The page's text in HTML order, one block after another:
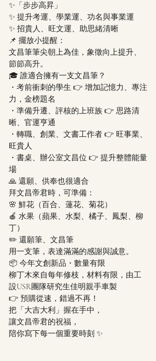
✨「步步高昇」
✨ 提升考運、學業運、功名與事業運
✨ 招貴人、旺文運、助思緒清晰
📌 擺放小提醒：
文昌筆筆尖朝上為佳，象徵向上提升、
節節高升。
🎓 誰適合擁有一支文昌筆？
・考前衝刺的學生 👉 增加記憶力、專注
力，金榜題名
・準備升遷、評核的上班族 👉 思路清
晰、官運亨通
・轉職、創業、文書工作者 👉 旺事業、
旺貴人
・書桌、辦公室文昌位 👉 提升整體能量
場
🙏 還願、供奉也很適合
拜文昌帝君時，可準備：
🌸 鮮花（百合、蓮花、菊花）
🍎 水果（蘋果、水梨、橘子、鳳梨、柳
丁）
✏️ 還願筆、文昌筆
用一支筆，表達滿滿的感謝與誠意。
📦 今年文創新品・數量有限
柳丁木來自每年修枝，材料有限，由工
設USR團隊研究生佳明親手車製
👉 預購從速，錯過不再！
把「大吉大利」握在手中，
讓文昌帝君的祝福，
陪你寫下每一個重要時刻 ✨